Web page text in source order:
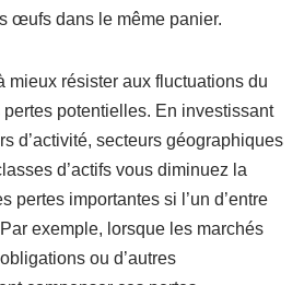
œufs dans le même panier.
mieux résister aux fluctuations du
potentielles. En investissant
d’activité, secteurs géographiques
d’actifs vous diminuez la
pertes importantes si l’un d’entre
exemple, lorsque les marchés
ou d’autres